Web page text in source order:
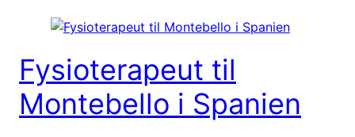
Fysioterapeut til
Montebello i Spanien